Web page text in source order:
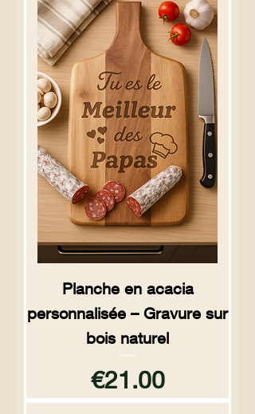
Planche en acacia
personnalisée – Gravure sur
bois naturel
Price
€21.00